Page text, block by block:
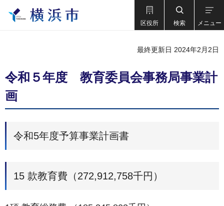
区役所 検索 メニュー
最終更新日 2024年2月2日
令和５年度 教育委員会事務局事業計
画
令和5年度予算事業計画書
15 款教育費（272,912,758千円）